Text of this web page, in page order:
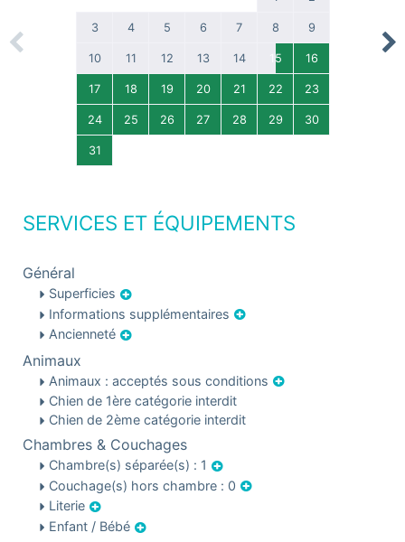
Previous
3 4 5 6 7 8 9
10 11 12 13 14 15 16
17 18 19 20 21 22 23
24 25 26 27 28 29 30
31
SERVICES ET ÉQUIPEMENTS
Général
Superficies
Informations supplémentaires
Ancienneté
Animaux
Animaux : acceptés sous conditions
Chien de 1ère catégorie interdit
Chien de 2ème catégorie interdit
Chambres & Couchages
Chambre(s) séparée(s) : 1
Couchage(s) hors chambre : 0
Literie
Enfant / Bébé